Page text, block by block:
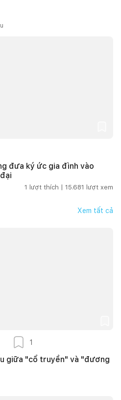
đưa ký ức gia đình vào
1 lượt thích | 15.681 lượt xem
Xem tất cả
1
giữa "cổ truyền" và "đương